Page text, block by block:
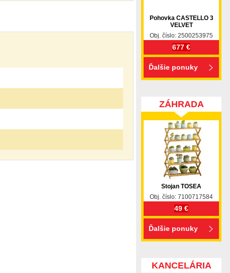
Pohovka CASTELLO 3
VELVET
Obj. číslo: 2500253975
677 €
Ďalšie ponuky
ZÁHRADA
Stojan TOSEA
Obj. číslo: 7100717584
49 €
Ďalšie ponuky
KANCELÁRIA